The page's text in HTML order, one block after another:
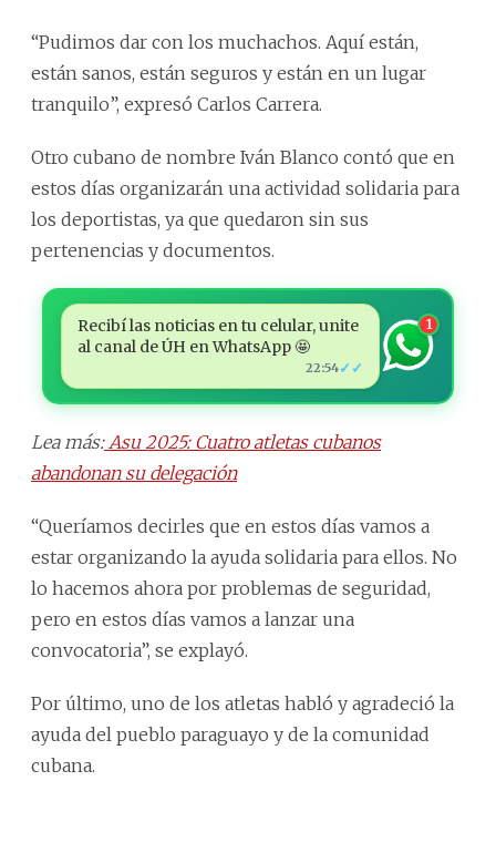
“Pudimos dar con los muchachos. Aquí están,
están sanos, están seguros y están en un lugar
tranquilo”, expresó Carlos Carrera.
Otro cubano de nombre Iván Blanco contó que en
estos días organizarán una actividad solidaria para
los deportistas, ya que quedaron sin sus
pertenencias y documentos.
Recibí las noticias en tu celular, unite
al canal de ÚH en WhatsApp 🤩
22:54✓✓
1
Lea más:Asu 2025: Cuatro atletas cubanos
abandonan su delegación
“Queríamos decirles que en estos días vamos a
estar organizando la ayuda solidaria para ellos. No
lo hacemos ahora por problemas de seguridad,
pero en estos días vamos a lanzar una
convocatoria”, se explayó.
Por último, uno de los atletas habló y agradeció la
ayuda del pueblo paraguayo y de la comunidad
cubana.